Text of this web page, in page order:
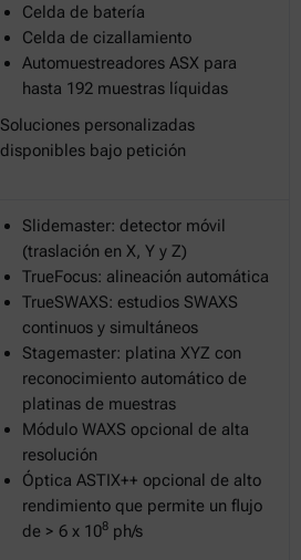
Celda de batería
Celda de cizallamiento
Automuestreadores ASX para
hasta 192 muestras líquidas
Soluciones personalizadas
disponibles bajo petición
Slidemaster: detector móvil
(traslación en X, Y y Z)
TrueFocus: alineación automática
TrueSWAXS: estudios SWAXS
continuos y simultáneos
Stagemaster: platina XYZ con
reconocimiento automático de
platinas de muestras
Módulo WAXS opcional de alta
resolución
Óptica ASTIX++ opcional de alto
rendimiento que permite un flujo
de > 6 x 108 ph/s